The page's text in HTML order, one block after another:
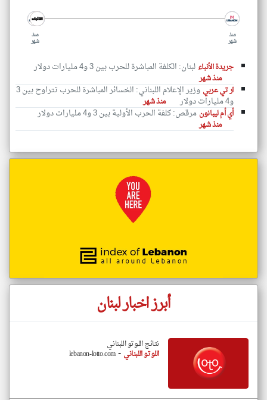
منذ
شهر
منذ
شهر
جريدة الأنباء لبنان: الكلفة المباشرة للحرب بين 3 و4 مليارات دولار
منذ شهر
ار تي عربي
وزير الإعلام اللبناني: الخسائر المباشرة للحرب تتراوح بين 3
و4 مليارات دولار
منذ شهر
أي أم ليبانون مرقص: كلفة الحرب الأولية بين 3 و4 مليارات دولار
منذ شهر
أبرز اخبار لبنان
نتائج اللوتو اللبناني
اللوتو اللبناني -
lebanon-lotto.com